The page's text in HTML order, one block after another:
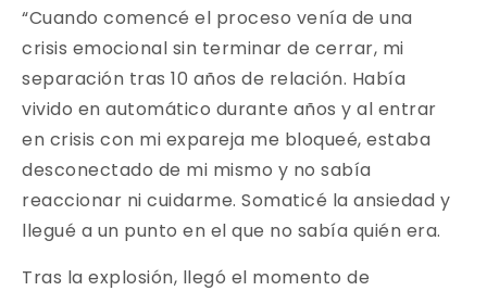
“Cuando comencé el proceso venía de una
crisis emocional sin terminar de cerrar, mi
separación tras 10 años de relación. Había
vivido en automático durante años y al entrar
en crisis con mi expareja me bloqueé, estaba
desconectado de mi mismo y no sabía
reaccionar ni cuidarme. Somaticé la ansiedad y
llegué a un punto en el que no sabía quién era.
Tras la explosión, llegó el momento de